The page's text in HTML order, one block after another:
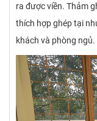
ra được viền. Thảm
thích hợp ghép tại
khách và phòng ngủ.